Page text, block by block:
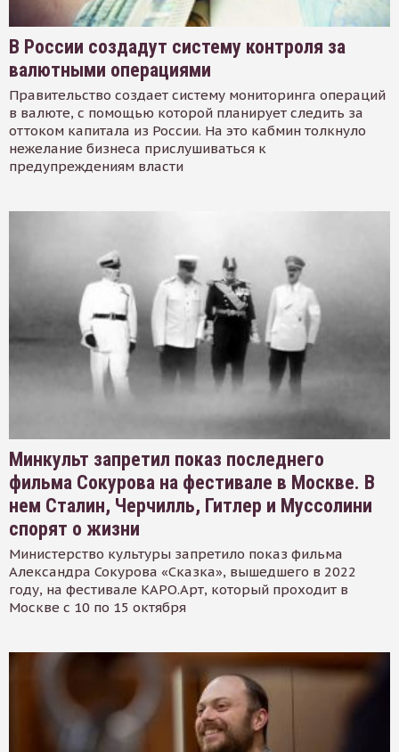
В России создадут систему контроля за
валютными операциями
Правительство создает систему мониторинга операций
в валюте, с помощью которой планирует следить за
оттоком капитала из России. На это кабмин толкнуло
нежелание бизнеса прислушиваться к
предупреждениям власти
Минкульт запретил показ последнего
фильма Сокурова на фестивале в Москве. В
нем Сталин, Черчилль, Гитлер и Муссолини
спорят о жизни
Министерство культуры запретило показ фильма
Александра Сокурова «Сказка», вышедшего в 2022
году, на фестивале КАРО.Арт, который проходит в
Москве с 10 по 15 октября